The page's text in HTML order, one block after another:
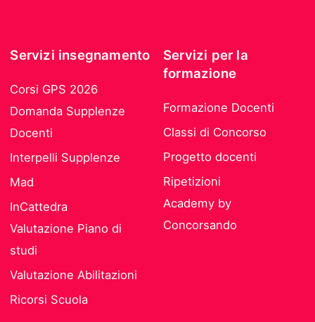
Servizi insegnamento
Corsi GPS 2026
Domanda Supplenze
Docenti
Interpelli Supplenze
Mad
InCattedra
Valutazione Piano di
studi
Valutazione Abilitazioni
Ricorsi Scuola
Servizi per la
formazione
Formazione Docenti
Classi di Concorso
Progetto docenti
Ripetizioni
Academy by
Concorsando